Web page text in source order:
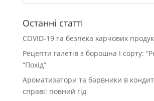
Останні статті
COVID-19 та безпека харчових
Рецепти галетів з борошна І сорту:
“Похід”
Ароматизатори та барвники в
справі: повний гід